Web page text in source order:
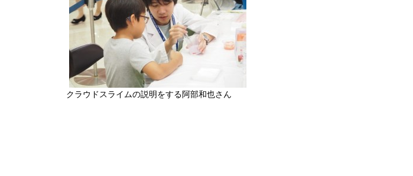
クラウドスライムの説明をする阿部和也さん